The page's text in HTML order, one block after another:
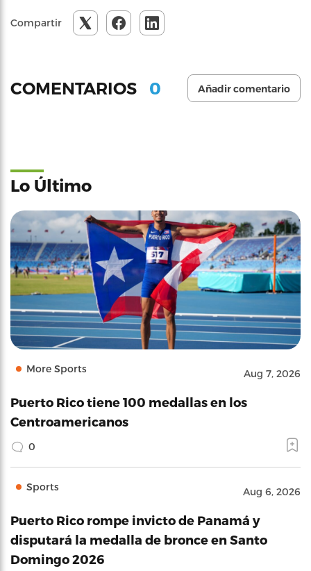
Compartir
COMENTARIOS 0 Añadir comentario
Lo Último
More Sports Aug 7, 2026
Puerto Rico tiene 100 medallas en los
Centroamericanos
0
Sports Aug 6, 2026
Puerto Rico rompe invicto de Panamá y
disputará la medalla de bronce en Santo
Domingo 2026